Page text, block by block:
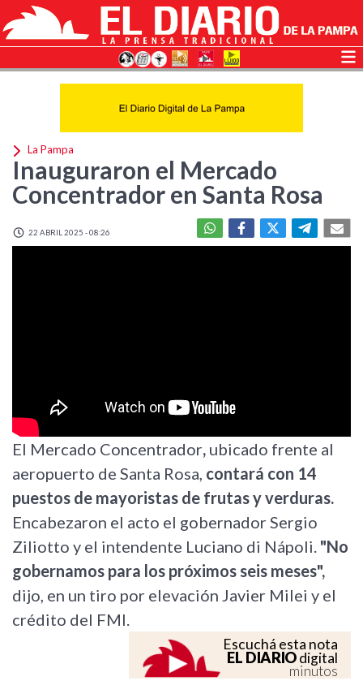
La Pampa
Inauguraron el Mercado
Concentrador en Santa Rosa
22 ABRIL 2025 - 08:26
El Mercado Concentrador, ubicado frente al
aeropuerto de Santa Rosa, contará con 14
puestos de mayoristas de frutas y verduras.
Encabezaron el acto el gobernador Sergio
Ziliotto y el intendente Luciano di Nápoli. "No
gobernamos para los próximos seis meses",
dijo, en un tiro por elevación Javier Milei y el
crédito del FMI.
Escuchá esta nota
EL DIARIOdigital
minutos